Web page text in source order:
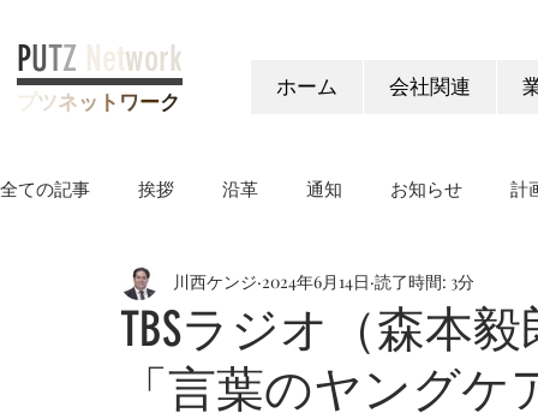
ホーム 会社関連
PUTZ Network
プツネ ッ ト ワーク
全ての記事 挨拶 沿革 通知 お知らせ 計
ヤングケアラー制度
TBSラジオ（森本
「言葉のヤング
川西ケンジ 2024年6月14日 読了時間: 3分